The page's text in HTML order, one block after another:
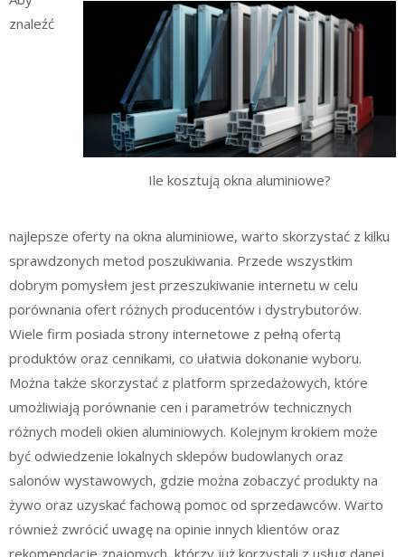
Ile kosztują okna aluminiowe?
znaleźć
najlepsze oferty na okna aluminiowe, warto skorzystać z kilku
sprawdzonych metod poszukiwania. Przede wszystkim
dobrym pomysłem jest przeszukiwanie internetu w celu
porównania ofert różnych producentów i dystrybutorów.
Wiele firm posiada strony internetowe z pełną ofertą
produktów oraz cennikami, co ułatwia dokonanie wyboru.
Można także skorzystać z platform sprzedażowych, które
umożliwiają porównanie cen i parametrów technicznych
różnych modeli okien aluminiowych. Kolejnym krokiem może
być odwiedzenie lokalnych sklepów budowlanych oraz
salonów wystawowych, gdzie można zobaczyć produkty na
żywo oraz uzyskać fachową pomoc od sprzedawców. Warto
również zwrócić uwagę na opinie innych klientów oraz
rekomendacje znajomych, którzy już korzystali z usług danej